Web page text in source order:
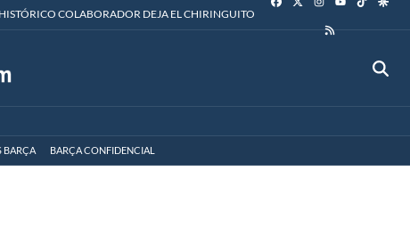
HISTÓRICO COLABORADOR DEJA EL CHIRINGUITO
BARÇA BARÇA CONFIDENCIAL